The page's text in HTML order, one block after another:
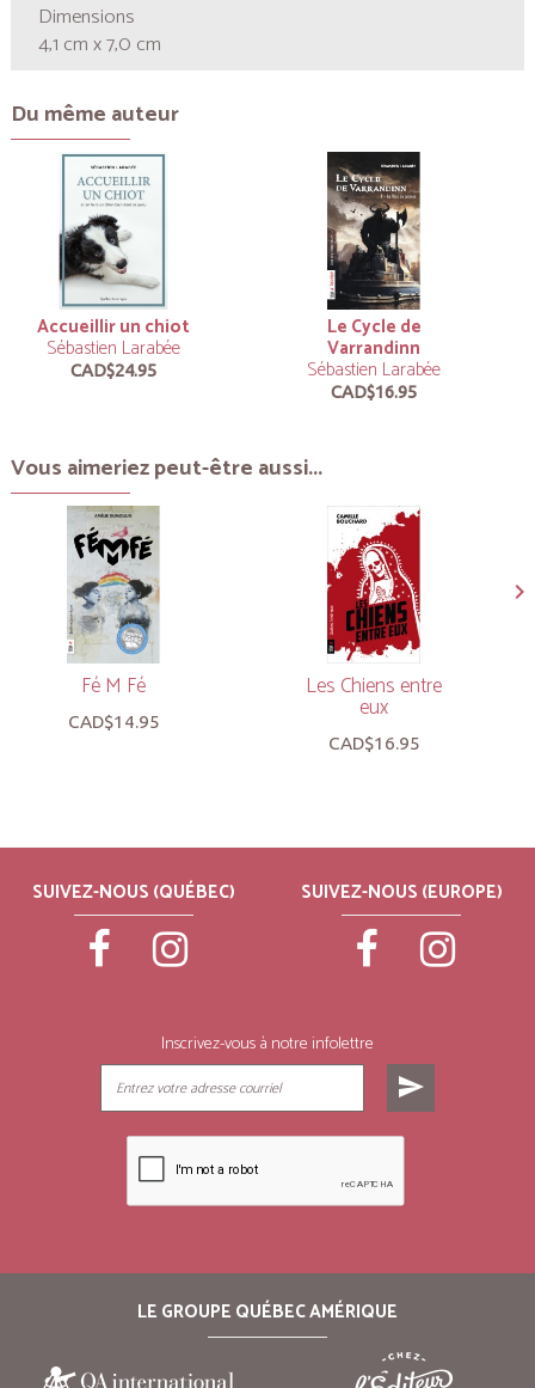
Dimensions
4,1 cm x 7,0 cm
Du même auteur
Accueillir un chiot
Sébastien Larabée
CAD$24.95
Le Cycle de
Varrandinn
Sébastien Larabée
CAD$16.95
Vous aimeriez peut-être aussi...
Fé M Fé
CAD$14.95
Les Chiens entre
eux
CAD$16.95
SUIVEZ-NOUS (QUÉBEC) SUIVEZ-NOUS (EUROPE)
Inscrivez-vous à notre infolettre
send
LE GROUPE QUÉBEC AMÉRIQUE